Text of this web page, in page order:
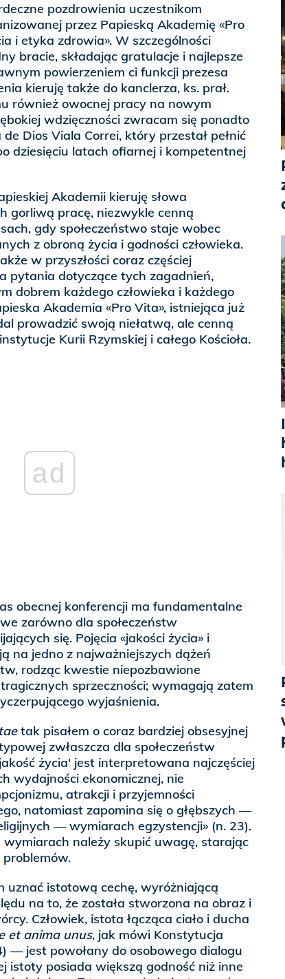
pozdrowienia uczestnikom
przez Papieską Akademię «Pro
i etyka zdrowia». W szczególności
bracie, składając gratulacje i najlepsze
powierzeniem ci funkcji prezesa
kieruję także do kanclerza, ks. prał.
również owocnej pracy na nowym
wdzięczności zwracam się ponadto
Dios Viala Correi, który przestał pełnić
dziesięciu latach ofiarnej i kompetentnej
Akademii kieruję słowa
gorliwą pracę, niezwykle cenną
gdy społeczeństwo staje wobec
z obroną życia i godności człowieka.
w przyszłości coraz częściej
pytania dotyczące tych zagadnień,
dobrem każdego człowieka i każdego
Akademia «Pro Vita», istniejąca już
prowadzić swoją niełatwą, ale cenną
Kurii Rzymskiej i całego Kościoła.
ad
obecnej konferencji ma fundamentalne
zarówno dla społeczeństw
się. Pojęcia «jakości życia» i
na jedno z najważniejszych dążeń
rodząc kwestie niepozbawione
sprzeczności; wymagają zatem
wyjaśnienia.
tak pisałem o coraz bardziej obsesyjnej
zwłaszcza dla społeczeństw
życia' jest interpretowana najczęściej
wydajności ekonomicznej, nie
atrakcji i przyjemności
natomiast zapomina się o głębszych —
— wymiarach egzystencji» (n. 23).
wymiarach należy skupić uwagę, starając
uznać istotową cechę, wyróżniającą
na to, że została stworzona na obraz i
Człowiek, istota łącząca ciało i ducha
et anima unus, jak mówi Konstytucja
— jest powołany do osobowego dialogu
istoty posiada większą godność niż inne